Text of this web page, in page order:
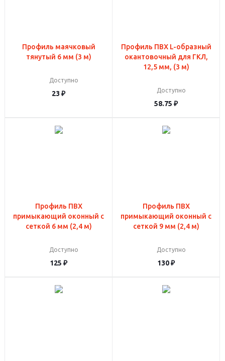
Профиль маячковый
тянутый 6 мм (3 м)
Доступно
23 ₽
Профиль ПВХ L-образный
окантовочный для ГКЛ,
12,5 мм, (3 м)
Доступно
58.75 ₽
Профиль ПВХ
примыкающий оконный с
сеткой 6 мм (2,4 м)
Доступно
125 ₽
Профиль ПВХ
примыкающий оконный с
сеткой 9 мм (2,4 м)
Доступно
130₽